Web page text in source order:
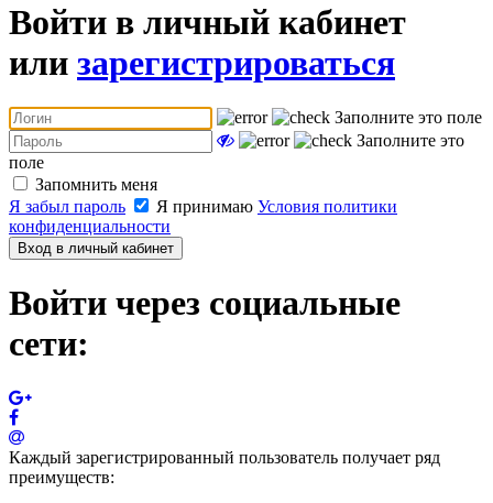
Войти в личный кабинет
или зарегистрироваться
Заполните это поле
Заполните это
поле
Запомнить меня
Я забыл пароль
Я принимаю Условия политики
конфиденциальности
Вход в личный кабинет
Войти через социальные
сети:
Каждый зарегистрированный пользователь получает ряд
преимуществ: